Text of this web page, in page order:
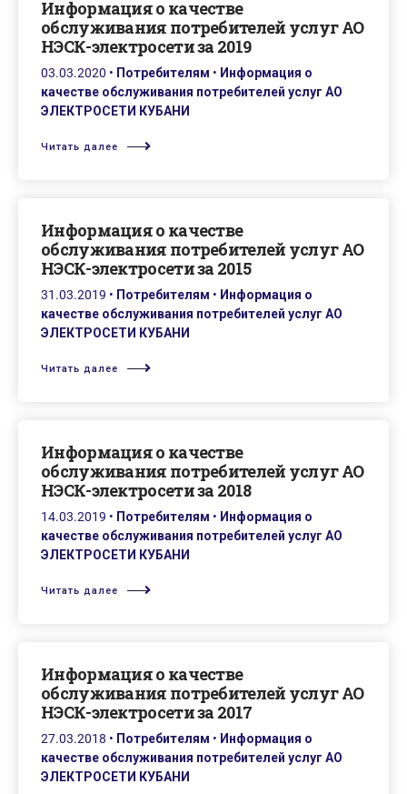
Информация о качестве
обслуживания потребителей услуг АО
НЭСК-электросети за 2019
03.03.2020 • Потребителям • Информация о
качестве обслуживания потребителей услуг АО
ЭЛЕКТРОСЕТИ КУБАНИ
Читать далее
Информация о качестве
обслуживания потребителей услуг АО
НЭСК-электросети за 2015
31.03.2019 • Потребителям • Информация о
качестве обслуживания потребителей услуг АО
ЭЛЕКТРОСЕТИ КУБАНИ
Читать далее
Информация о качестве
обслуживания потребителей услуг АО
НЭСК-электросети за 2018
14.03.2019 • Потребителям • Информация о
качестве обслуживания потребителей услуг АО
ЭЛЕКТРОСЕТИ КУБАНИ
Читать далее
Информация о качестве
обслуживания потребителей услуг АО
НЭСК-электросети за 2017
27.03.2018 • Потребителям • Информация о
качестве обслуживания потребителей услуг АО
ЭЛЕКТРОСЕТИ КУБАНИ